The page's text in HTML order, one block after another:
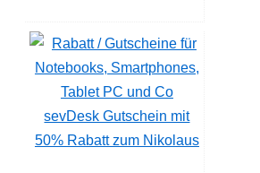
sevDesk Gutschein mit
50% Rabatt zum Nikolaus